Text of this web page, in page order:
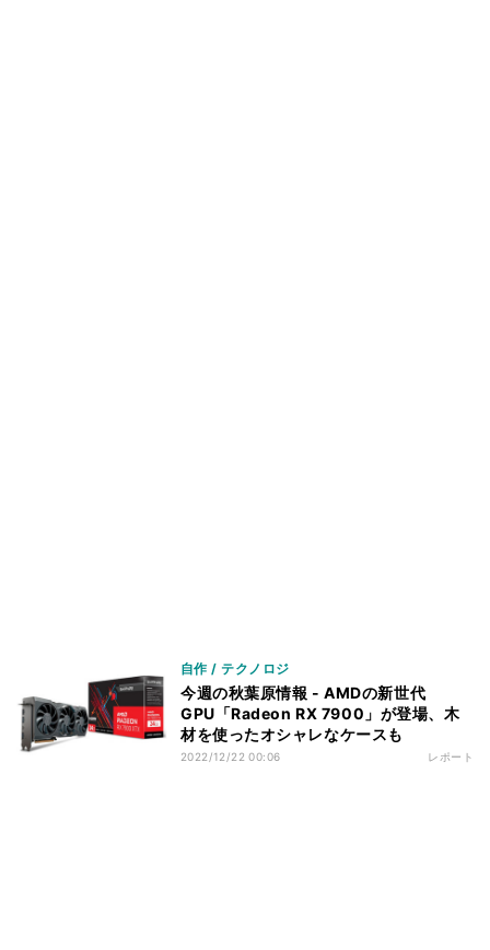
自作 / テクノロジ
今週の秋葉原情報 - AMDの新世代
GPU「Radeon RX 7900」が登場、木
材を使ったオシャレなケースも
2022/12/22 00:06 レポート